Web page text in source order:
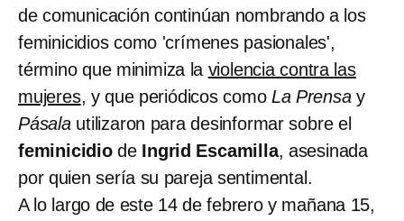
de comunicación continúan nombrando a los
feminicidios como 'crímenes pasionales',
término que minimiza la violencia contra las
mujeres, y que periódicos como La Prensay
Pásalautilizaron para desinformar sobre el
feminicidiode Ingrid Escamilla, asesinada
por quien sería su pareja sentimental.
A lo largo de este 14 de febrero y mañana 15,